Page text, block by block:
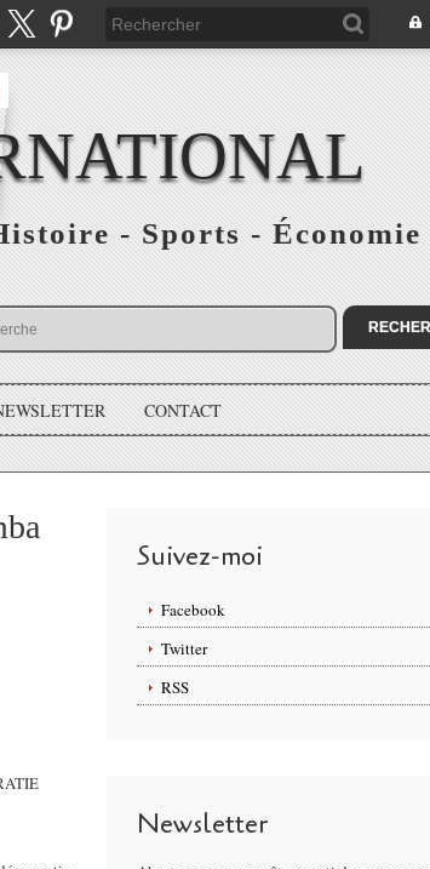
- Sports - Économie
CONTACT
Suivez-moi
Facebook
Twitter
RSS
Newsletter